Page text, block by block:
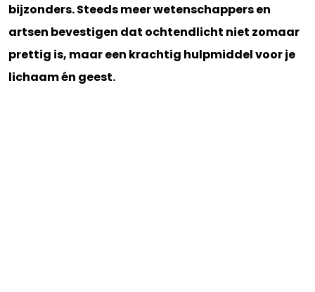
bijzonders. Steeds meer wetenschappers en
artsen bevestigen dat ochtendlicht niet zomaar
prettig is, maar een krachtig hulpmiddel voor je
lichaam én geest.